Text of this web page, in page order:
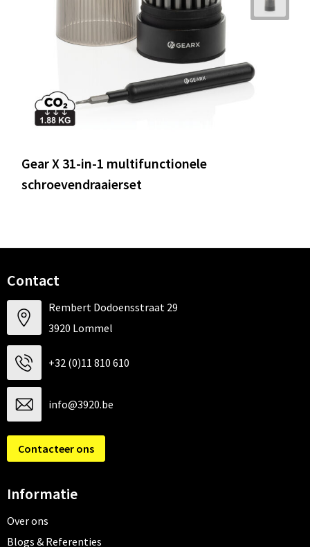
Gear X 31-in-1 multifunctionele
schroevendraaierset
Contact
Rembert Dodoensstraat 29
3920 Lommel
+32 (0)11 810 610
info@3920.be
Contacteer ons
Informatie
Over ons
Blogs & Referenties